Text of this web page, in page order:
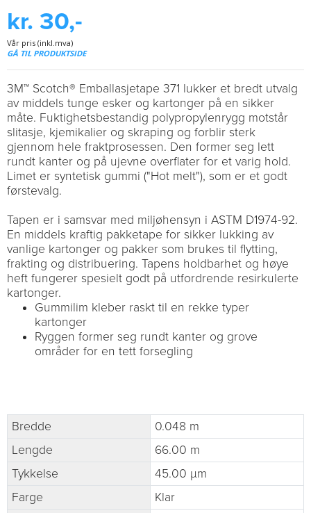
kr. 30,-
Vår pris (inkl.mva)
GÅ TIL PRODUKTSIDE
3M™ Scotch® Emballasjetape 371 lukker et bredt utvalg
av middels tunge esker og kartonger på en sikker
måte. Fuktighetsbestandig polypropylenrygg motstår
slitasje, kjemikalier og skraping og forblir sterk
gjennom hele fraktprosessen. Den former seg lett
rundt kanter og på ujevne overflater for et varig hold.
Limet er syntetisk gummi ("Hot melt"), som er et godt
førstevalg.
Tapen er i samsvar med miljøhensyn i ASTM D1974-92.
En middels kraftig pakketape for sikker lukking av
vanlige kartonger og pakker som brukes til flytting,
frakting og distribuering. Tapens holdbarhet og høye
heft fungerer spesielt godt på utfordrende resirkulerte
kartonger.
Gummilim kleber raskt til en rekke typer
kartonger
Ryggen former seg rundt kanter og grove
områder for en tett forsegling
Bredde
0.048 m
Lengde
66.00 m
Tykkelse
45.00 µm
Farge
Klar